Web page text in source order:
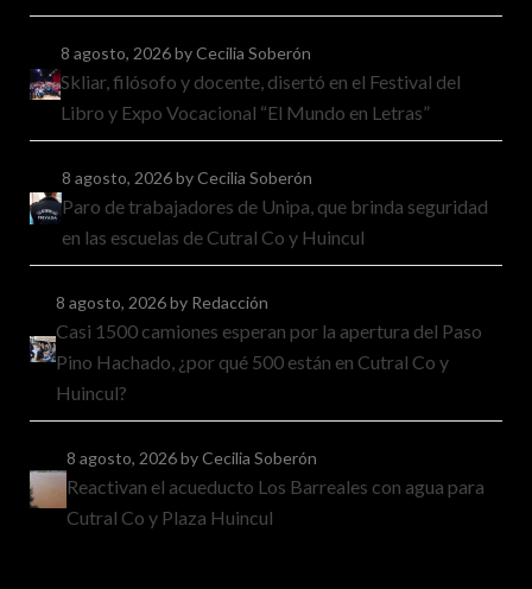
8 agosto, 2026by Cecilia Soberón
Skliar, filósofo y docente, disertó en el Festival del
Libro y Expo Vocacional “El Mundo en Letras”
8 agosto, 2026by Cecilia Soberón
Paro de trabajadores de Unipa, que brinda seguridad
en las escuelas de Cutral Co y Huincul
8 agosto, 2026by Redacción
Casi 1500 camiones esperan por la apertura del Paso
Pino Hachado, ¿por qué 500 están en Cutral Co y
Huincul?
8 agosto, 2026by Cecilia Soberón
Reactivan el acueducto Los Barreales con agua para
Cutral Co y Plaza Huincul